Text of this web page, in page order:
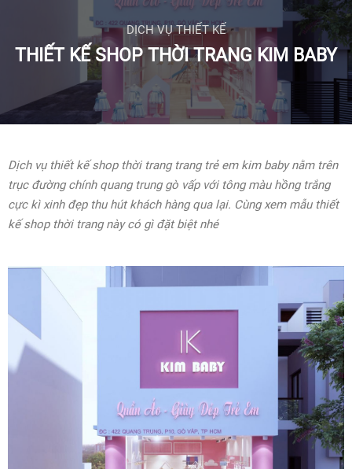
DỊCH VỤ THIẾT KẾ
THIẾT KẾ SHOP THỜI TRANG KIM BABY
Dịch vụ thiết kế shop thời trang trang trẻ em kim baby nằm trên
trục đường chính quang trung gò vấp với tông màu hồng trắng
cực kì xinh đẹp thu hút khách hàng qua lại. Cùng xem mẫu thiết
kế shop thời trang này có gì đặt biệt nhé